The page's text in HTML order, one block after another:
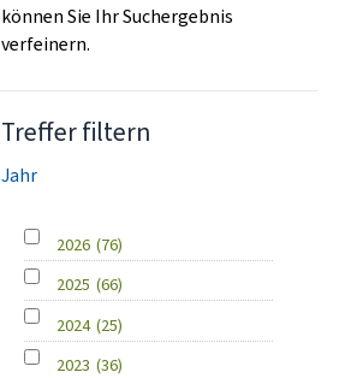
können Sie Ihr Suchergebnis
verfeinern.
Treffer filtern
Jahr
2026 (76)
2025 (66)
2024 (25)
2023 (36)